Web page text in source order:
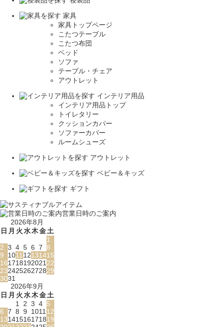
家具
家具トップページ
こたつテーブル
こたつ布団
ベッド
ソファ
テーブル・チェア
アウトレット
インテリア用品
インテリア用品トップ
トイレタリー
クッションカバー
ソファーカバー
ルームシューズ
アウトレット
ベビー＆キッズ
ギフト
営業日時のご案内
2026年8月
日 月 火水木金土
1
2 3 4 5 6 7 8
9
101112131415
16171819202122
23242526272829
3031
2026年9月
日 月 火水木金土
1 2 3 4 5
6 7 8 9 101112
13141516171819